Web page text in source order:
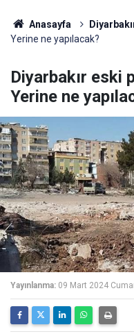
Anasayfa
Yerine ne yapılacak?
Diyarbakır eski
Yerine ne
Yayınlanma: 09 Mart 2024